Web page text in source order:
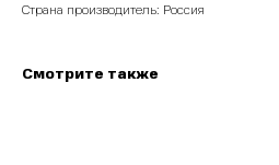
Страна производитель: Россия
Смотрите также